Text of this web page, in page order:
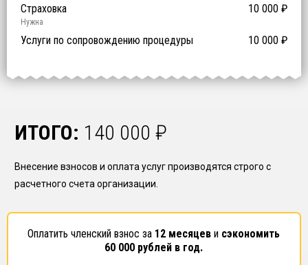
Предоставление специалистов НРС 0 ₽
0₽ за человека
Сертификат ISO 9001 14 500 ₽
ISO 9001
Сертификат ISO 14001 14 500 ₽
ISO 14001
Сертификат OHSAS 18001 14 500 ₽
OHSAS 18001
Страховка 10 000 ₽
Нужна
Услуги по сопровождению процедуры 10 000 ₽
ИТОГО: 140 000 ₽
Внесение взносов и оплата услуг производятся строго с
расчетного счета организации.
Оплатить членский взнос за 12 месяцев и сэкономить
60 000 рублей в год.